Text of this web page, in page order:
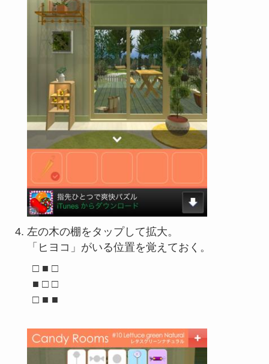
左の木の棚をタップして拡大。
「ヒヨコ」がいる位置を覚えておく。
□ ■ □
■ □ □
□ ■ ■